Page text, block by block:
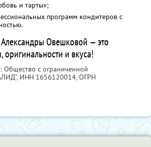
и тарты»;
программ кондитеров с
Овешковой — это
оригинальности и вкуса!
Общество с ограниченной
ИНН 1656120014, ОГРН